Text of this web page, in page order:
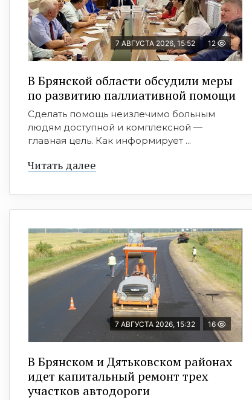
7 АВГУСТА 2026, 15:52 12
В Брянской области обсудили меры
по развитию паллиативной помощи
Сделать помощь неизлечимо больным
людям доступной и комплексной —
главная цель. Как информирует ...
Читать далее
7 АВГУСТА 2026, 15:32 16
В Брянском и Дятьковском районах
идет капитальный ремонт трех
участков автодороги